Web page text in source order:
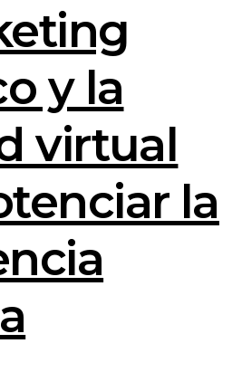
y la
virtual
la